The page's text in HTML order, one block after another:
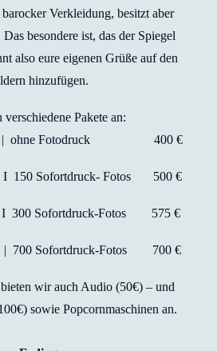
Verkleidung, besitzt aber
besondere ist, das der Spiegel
also eure eigenen Grüße auf den
hinzufügen.
verschiedene Pakete an:
| ohne Fotodruck 400 €
I 150 Sofortdruck- Fotos 500 €
I 300 Sofortdruck-Fotos 575 €
700 Sofortdruck-Fotos 700 €
wir auch Audio (50€) – und
sowie Popcornmaschinen an.